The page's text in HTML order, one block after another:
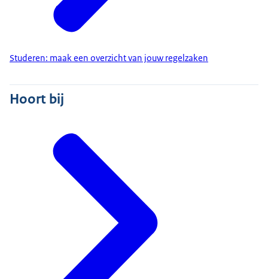
DigiD? Vraag deze dan ruim van tevoren aan via
digid.nl.
Beeldtekst:
Zoek een opleiding
Archeologie Wiskunde
Voice-over:
Doe vervolgens de studiekeuzecheck: een extra
activiteit om te kijken of de opleiding echt bij je
past… waarbij de opleiding je feedback of een
advies geeft. Daarna kan je je nog voor een andere
opleiding aanmelden.
Mantelzorg
Studeren: maak een overzicht van jouw regelzaken
Hoort bij